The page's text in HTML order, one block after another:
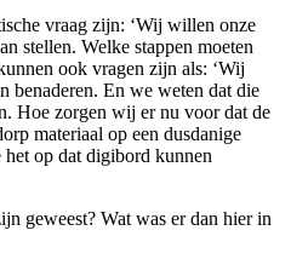
vraag zijn: ‘Wij willen onze
stellen. Welke stappen moeten
ook vragen zijn als: ‘Wij
benaderen. En we weten dat die
Hoe zorgen wij er nu voor dat de
materiaal op een dusdanige
op dat digibord kunnen
geweest? Wat was er dan hier in